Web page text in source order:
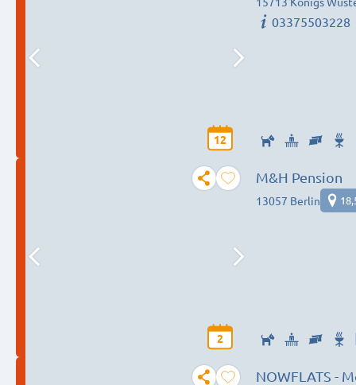
12
03375503228
2
M&H Pension
13057 Berlin
NOWFLATS -